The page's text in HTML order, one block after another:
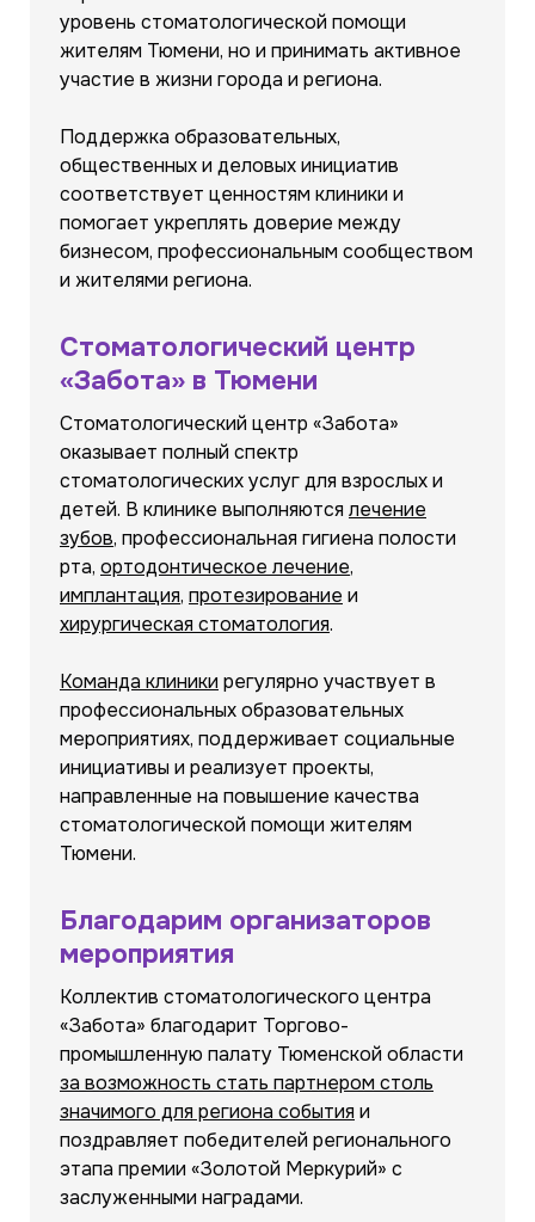
уровень стоматологической помощи
жителям Тюмени, но и принимать активное
участие в жизни города и региона.
Поддержка образовательных,
общественных и деловых инициатив
соответствует ценностям клиники и
помогает укреплять доверие между
бизнесом, профессиональным сообществом
и жителями региона.
Стоматологический центр
«Забота» в Тюмени
Стоматологический центр «Забота»
оказывает полный спектр
стоматологических услуг для взрослых и
детей. В клинике выполняются лечение
зубов, профессиональная гигиена полости
рта, ортодонтическое лечение,
имплантация, протезирование и
хирургическая стоматология.
Команда клиники регулярно участвует в
профессиональных образовательных
мероприятиях, поддерживает социальные
инициативы и реализует проекты,
направленные на повышение качества
стоматологической помощи жителям
Тюмени.
Благодарим организаторов
мероприятия
Коллектив стоматологического центра
«Забота» благодарит Торгово-
промышленную палату Тюменской области
за возможность стать партнером столь
значимого для региона события и
поздравляет победителей регионального
этапа премии «Золотой Меркурий» с
заслуженными наградами.